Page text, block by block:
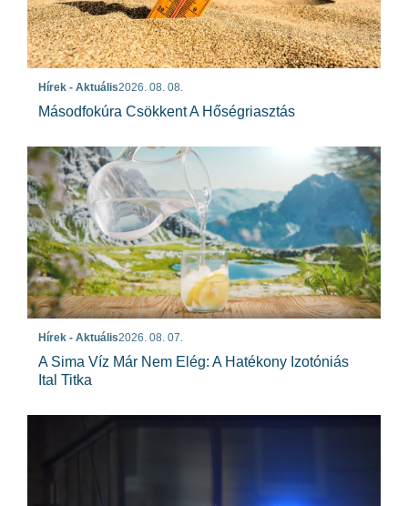
Hírek - Aktuális2026. 08. 08.
Másodfokúra Csökkent A Hőségriasztás
Hírek - Aktuális2026. 08. 07.
A Sima Víz Már Nem Elég: A Hatékony Izotóniás
Ital Titka